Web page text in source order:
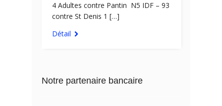
4 Adultes contre Pantin N5 IDF – 93
contre St Denis 1 […]
Détail
Notre partenaire bancaire